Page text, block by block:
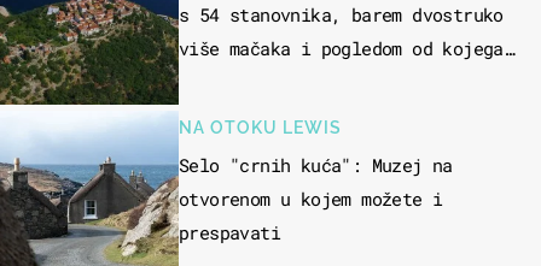
s 54 stanovnika, barem dvostruko
više mačaka i pogledom od kojega
NA OTOKU LEWIS
Selo "crnih kuća": Muzej na
otvorenom u kojem možete i
prespavati